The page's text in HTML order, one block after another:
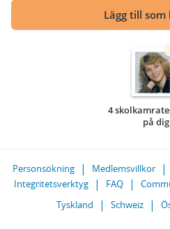
Lägg till
4
på dig
Personsökning Medlemsvillkor
Integritetsverktyg
FAQ
Tyskland
Schweiz